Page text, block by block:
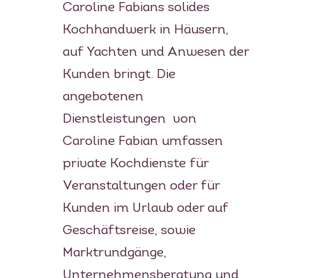
Caroline Fabians solides
Kochhandwerk in Häusern,
auf Yachten und Anwesen der
Kunden bringt. Die
angebotenen
Dienstleistungen von
Caroline Fabian umfassen
private Kochdienste für
Veranstaltungen oder für
Kunden im Urlaub oder auf
Geschäftsreise, sowie
Marktrundgänge,